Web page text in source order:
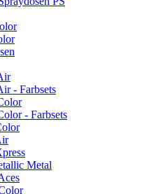
- Farbsets
- Farbsets
Metal